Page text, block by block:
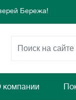
Бережа!
каждый день для
Бережа!
каждый день для
компании